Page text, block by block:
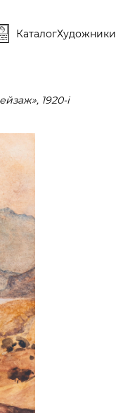
КаталогХудожники
1920-і